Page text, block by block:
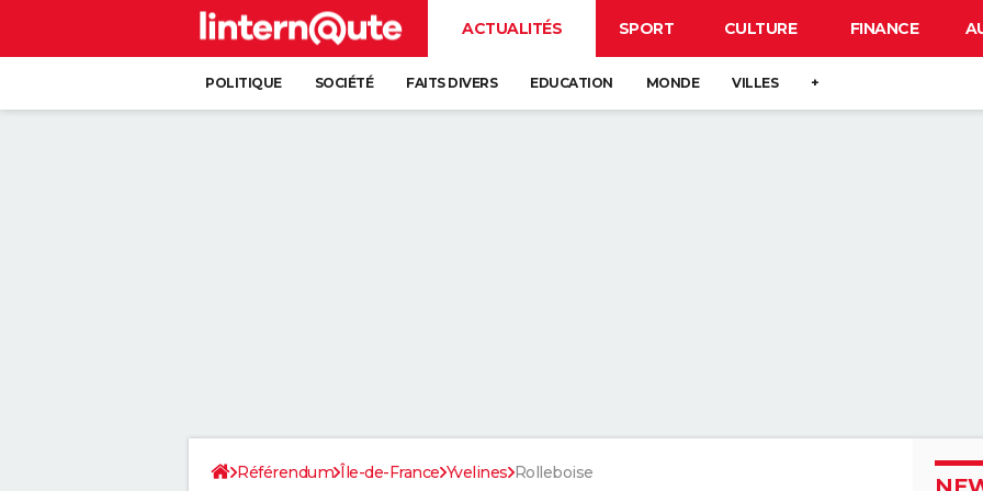
ACTUALITÉS SPORT CULTURE FINANCE
POLITIQUE SOCIÉTÉ FAITS DIVERS EDUCATION MONDE VILLES +
Référendum Île-de-France Yvelines Rolleboise